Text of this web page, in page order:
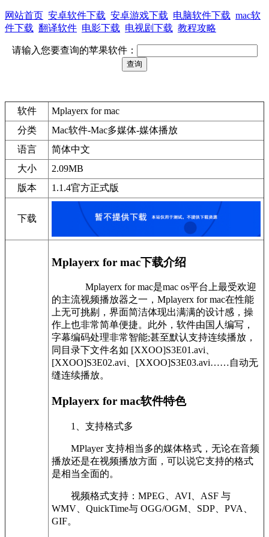
网站首页 安卓软件下载 安卓游戏下载 电脑软件下载 mac软
件下载 翻译软件 电影下载 电视剧下载 教程攻略
请输入您要查询的苹果软件：
软件
Mplayerx for mac
分类
Mac软件-Mac多媒体-媒体播放
语言
简体中文
大小
2.09MB
版本
1.1.4官方正式版
下载
Mplayerx for mac下载介绍
Mplayerx for mac是mac os平台上最受欢迎
的主流视频播放器之一，Mplayerx for mac在性能
上无可挑剔，界面简洁体现出满满的设计感，操
作上也非常简单便捷。此外，软件由国人编写，
字幕编码处理非常智能;甚至默认支持连续播放，
同目录下文件名如 [XXOO]S3E01.avi、
[XXOO]S3E02.avi、[XXOO]S3E03.avi……自动无
缝连续播放。
Mplayerx for mac软件特色
1、支持格式多
MPlayer 支持相当多的媒体格式，无论在音频
播放还是在视频播放方面，可以说它支持的格式
是相当全面的。
视频格式支持：MPEG、AVI、ASF 与
WMV、QuickTime与 OGG/OGM、SDP、PVA、
GIF。